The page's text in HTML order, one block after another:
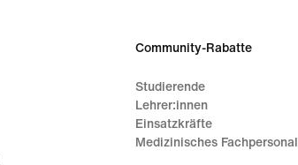
Community-Rabatte
Studierende
Lehrer:innen
Einsatzkräfte
Medizinisches Fachpersonal